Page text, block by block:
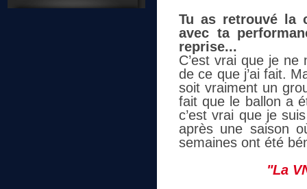
Tu as retrouvé la
avec ta
reprise...
C’est vrai que je
de ce que j’ai fait.
soit vraiment un
fait que le ballon a
c’est vrai que je
après une saison
semaines ont été
"La